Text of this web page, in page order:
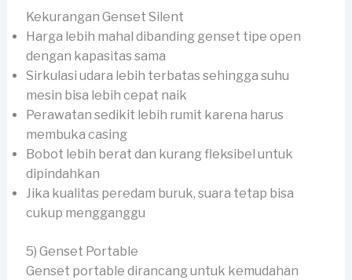
Kekurangan Genset Silent
Harga lebih mahal dibanding genset tipe open
dengan kapasitas sama
Sirkulasi udara lebih terbatas sehingga suhu
mesin bisa lebih cepat naik
Perawatan sedikit lebih rumit karena harus
membuka casing
Bobot lebih berat dan kurang fleksibel untuk
dipindahkan
Jika kualitas peredam buruk, suara tetap bisa
cukup mengganggu
5) Genset Portable
Genset portable dirancang untuk kemudahan